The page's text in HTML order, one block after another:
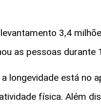
3,4
as pessoas durante
longevidade está no
física. Além